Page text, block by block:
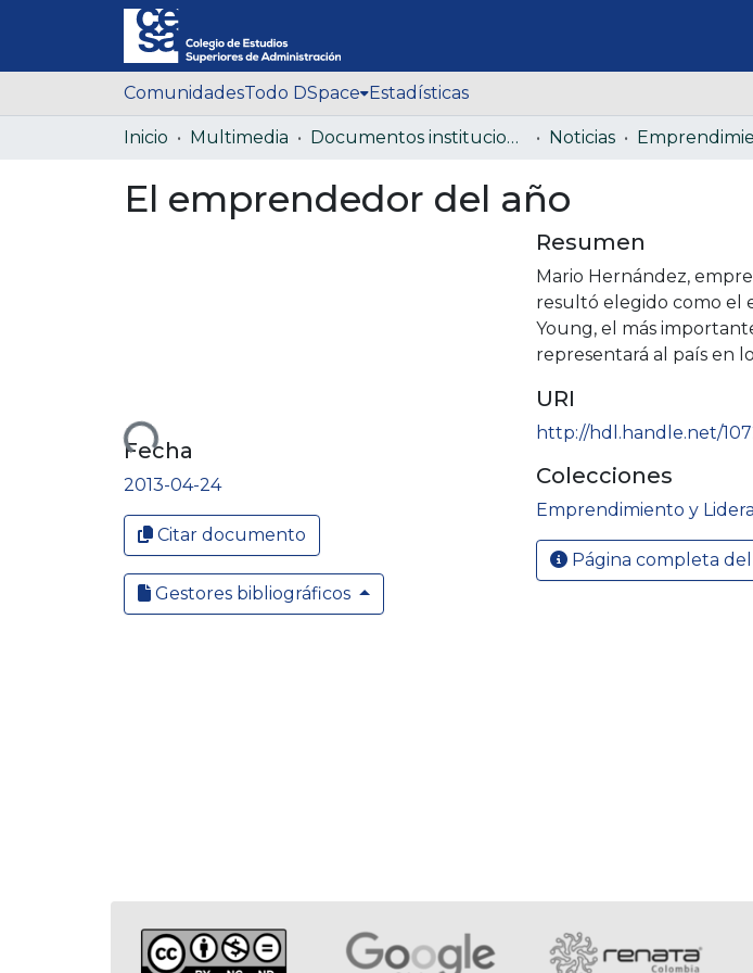
ComunidadesTodo DSpace Estadísticas
Inicio Multimedia Documentos institucionales Noticias
El emprendedor del año
Cargando...Fecha
2013-04-24
Citar documento
Gestores bibliográficos
Resumen
Mario Hernández,
resultó elegido como el
Young, el más
representará al país en
URI
http://hdl.handle.net/
Colecciones
Emprendimiento y
Página completa